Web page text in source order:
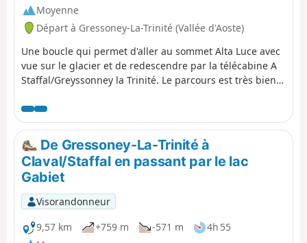
Moyenne
Départ à Gressoney-La-Trinité (Vallée d'Aoste)
Une boucle qui permet d'aller au sommet Alta Luce avec
vue sur le glacier et de redescendre par la télécabine A
Staffal/Greyssonney la Trinité. Le parcours est très bien
pour ensuite redescendre au col et prendre le 6b jusqu'à
la télécabine qui nous porte au point de départ.
De Gressoney-La-Trinité à
Claval/Staffal en passant par le lac
Gabiet
Visorandonneur
9,57 km
+759 m -571 m
4h 55